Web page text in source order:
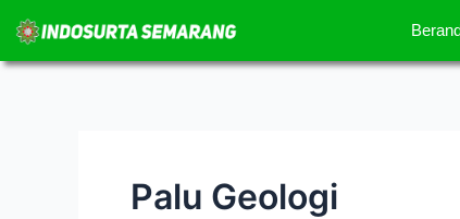
Lewati
ke
konten
Palu Geologi